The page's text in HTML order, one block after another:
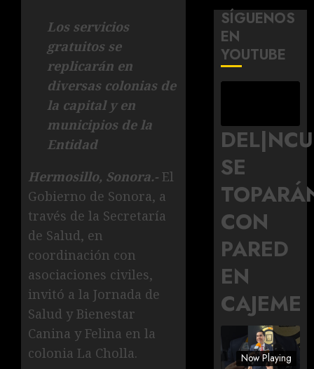
Los servicios
gratuitos se
replicarán en
diversas colonias de
la capital y en
municipios de la
Entidad
Hermosillo, Sonora.- El
Gobierno de Sonora, a
través de la Secretaría
de Salud, en
coordinación con
asociaciones civiles,
invitó a la Jornada de
Salud y Bienestar
Canina y Felina en la
colonia La Cholla.
SÍGUENOS
EN
YOUTUBE
SE
CON
PARED
EN
CAJEME
Now Playing